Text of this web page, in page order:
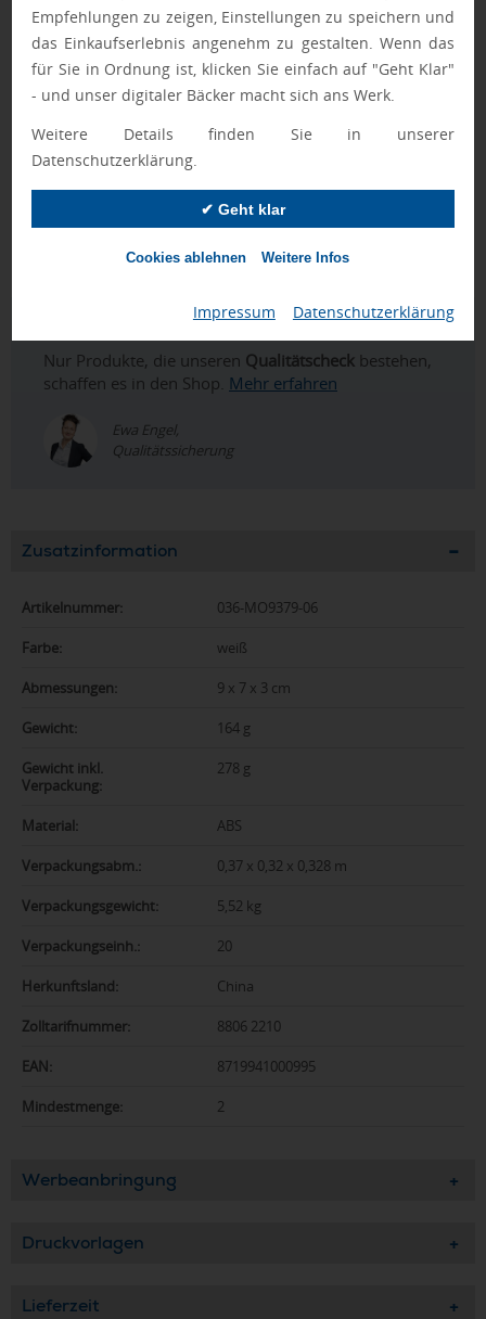
Empfehlungen zu zeigen, Einstellungen zu speichern und
das Einkaufserlebnis angenehm zu gestalten. Wenn das
für Sie in Ordnung ist, klicken Sie einfach auf "Geht Klar"
- und unser digitaler Bäcker macht sich ans Werk.
Weitere Details finden Sie in unserer
Datenschutzerklärung.
✔ Geht klar
Cookies ablehnen Weitere Infos
Impressum Datenschutzerklärung
Steuerung und der Steuerung per App lässt sich die DRONIE
WIFI Drohne als technisch klar definierter Bestandteil im
Portfolio IhrerWerbeartikeleinordnen. Für eine Einordnung
neben weiterenGiveawayssowie ergänzendeMerchandise
mit festen Druckflächen besonders planbar. Im Kontext
technischer Sortimente wie
bedrucken lassenunterstützt das Produkt eine konsistente
Markenkennzeichnung auf Drohne und Fernbedienung.
Nur Produkte, die unseren Qualitätscheck bestehen,
schaffen es in den Shop. Mehr erfahren
Ewa Engel,
Qualitätssicherung
Zusatzinformation
Artikelnummer: 036-MO9379-06
Farbe: weiß
Abmessungen: 9 x 7 x 3 cm
Gewicht: 164 g
Gewicht inkl.
Verpackung:
278 g
Material: ABS
Verpackungsabm.: 0,37 x 0,32 x 0,328 m
Verpackungsgewicht: 5,52 kg
Verpackungseinh.: 20
Herkunftsland: China
Zolltarifnummer: 8806 2210
EAN: 8719941000995
Mindestmenge: 2
Werbeanbringung
Druckvorlagen
Lieferzeit